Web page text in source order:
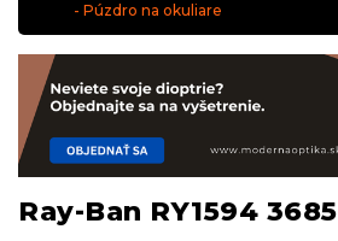
- Púzdro na okuliare
Ray-Ban RY1594 3685